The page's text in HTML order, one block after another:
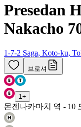
Presedan
Nakacho
1-7-2 Saga, Koto-ku,
브로셔
1 +
몬젠나카마치 역 - 10